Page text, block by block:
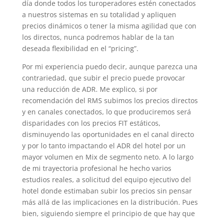
día donde todos los turoperadores estén conectados
a nuestros sistemas en su totalidad y apliquen
precios dinámicos o tener la misma agilidad que con
los directos, nunca podremos hablar de la tan
deseada flexibilidad en el “pricing”.
Por mi experiencia puedo decir, aunque parezca una
contrariedad, que subir el precio puede provocar
una reducción de ADR. Me explico, si por
recomendación del RMS subimos los precios directos
y en canales conectados, lo que produciremos será
disparidades con los precios FIT estáticos,
disminuyendo las oportunidades en el canal directo
y por lo tanto impactando el ADR del hotel por un
mayor volumen en Mix de segmento neto. A lo largo
de mi trayectoria profesional he hecho varios
estudios reales, a solicitud del equipo ejecutivo del
hotel donde estimaban subir los precios sin pensar
más allá de las implicaciones en la distribución. Pues
bien, siguiendo siempre el principio de que hay que